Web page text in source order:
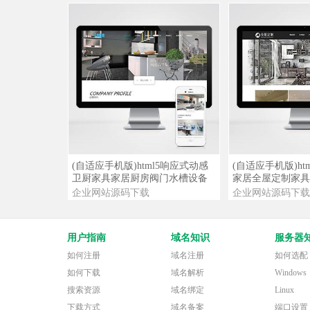
查看详情 查看演示
(自适应手机版)html5响应式动感
卫厨家具家居厨房阀门水槽设备
网站源码
企业网站源码下载
查看详情
(自适应手机版
家居全屋定制家
企业网站源码下载
用户指南
如何注册
如何下载
搜索资源
下载方式
域名知识
域名注册
域名解析
域名绑定
域名备案
服务器
如何选配
Windows
Linux
端口设置